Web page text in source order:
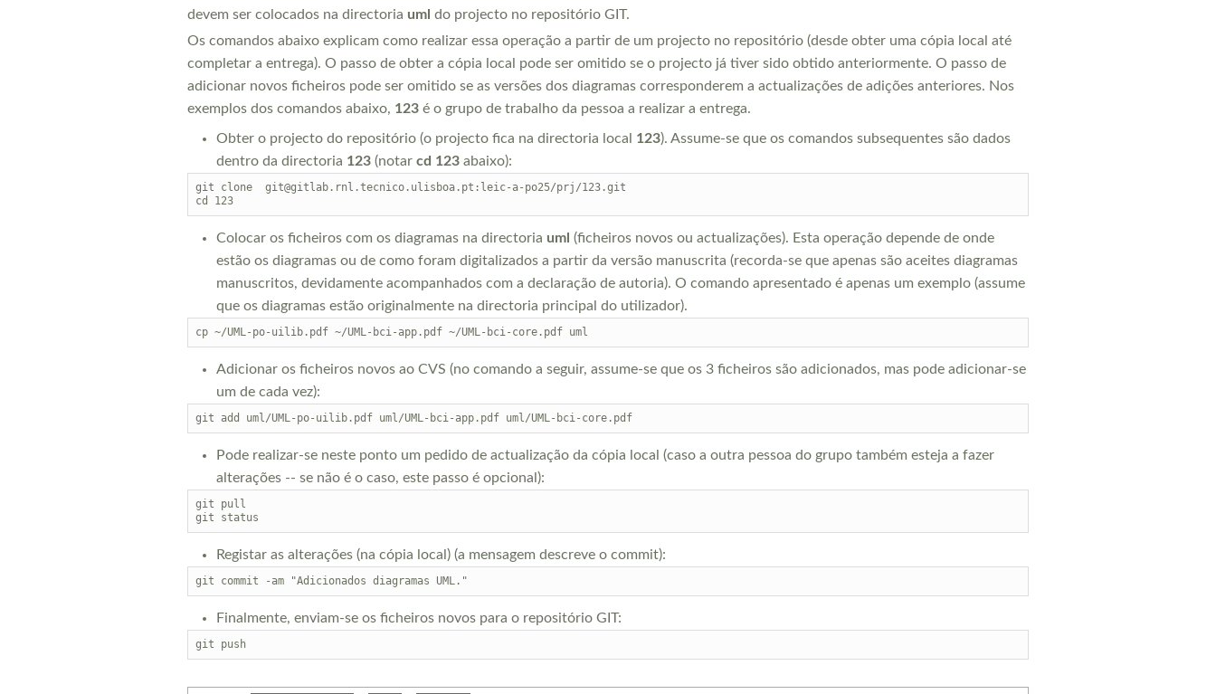
devem ser colocados na directoria uml do projecto no repositório GIT.
Os comandos abaixo explicam como realizar essa operação a partir de um projecto no repositório (desde obter uma cópia local até
completar a entrega). O passo de obter a cópia local pode ser omitido se o projecto já tiver sido obtido anteriormente. O passo de
adicionar novos ficheiros pode ser omitido se as versões dos diagramas corresponderem a actualizações de adições anteriores. Nos
exemplos dos comandos abaixo, 123 é o grupo de trabalho da pessoa a realizar a entrega.
Obter o projecto do repositório (o projecto fica na directoria local 123). Assume-se que os comandos subsequentes são dados
dentro da directoria 123 (notar cd 123 abaixo):
git clone  git@gitlab.rnl.tecnico.ulisboa.pt:leic-a-po25/prj/123.git
Colocar os ficheiros com os diagramas na directoria uml (ficheiros novos ou actualizações). Esta operação depende de onde
estão os diagramas ou de como foram digitalizados a partir da versão manuscrita (recorda-se que apenas são aceites diagramas
manuscritos, devidamente acompanhados com a declaração de autoria). O comando apresentado é apenas um exemplo (assume
que os diagramas estão originalmente na directoria principal do utilizador).
Adicionar os ficheiros novos ao CVS (no comando a seguir, assume-se que os 3 ficheiros são adicionados, mas pode adicionar-se
um de cada vez):
Pode realizar-se neste ponto um pedido de actualização da cópia local (caso a outra pessoa do grupo também esteja a fazer
alterações -- se não é o caso, este passo é opcional):
git pull
Registar as alterações (na cópia local) (a mensagem descreve o commit):
Finalmente, enviam-se os ficheiros novos para o repositório GIT: